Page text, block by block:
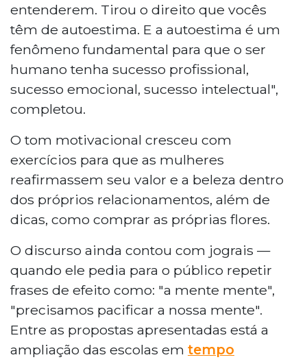
entenderem. Tirou o direito que vocês
têm de autoestima. E a autoestima é um
fenômeno fundamental para que o ser
humano tenha sucesso profissional,
sucesso emocional, sucesso intelectual",
completou.
O tom motivacional cresceu com
exercícios para que as mulheres
reafirmassem seu valor e a beleza dentro
dos próprios relacionamentos, além de
dicas, como comprar as próprias flores.
O discurso ainda contou com jograis —
quando ele pedia para o público repetir
frases de efeito como: "a mente mente",
"precisamos pacificar a nossa mente".
Entre as propostas apresentadas está a
ampliação das escolas em tempo